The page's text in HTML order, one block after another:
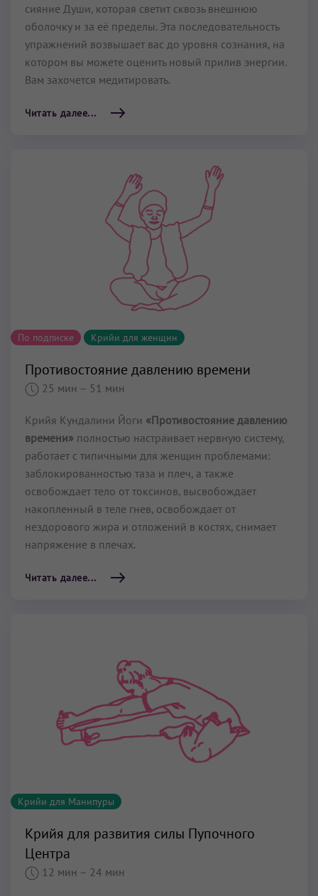
сияние Души, которая светит сквозь внешнюю
оболочку и за её пределы. Эта последовательность
упражнений возвышает вас до уровня сознания, на
котором вы може­те оценить новый прилив энергии.
Вам захочется медитировать.
Читать далее...
По подписке Крийи для женщин
Противостояние давлению времени
25 мин – 51 мин
Крийя Кундалини Йоги «Противостояние давлению
времени» полностью настраивает нервную систему,
работает с типичными для женщин проблемами:
заблокированностью таза и плеч, а также
освобождает тело от токсинов, высвобождает
накопленный в теле гнев, освобождает от
нездорового жира и отложений в костях, снимает
напряжение в плечах.
Читать далее...
Крийи для Манипуры
Крийя для развития силы Пупочного
Центра
12 мин – 24 мин